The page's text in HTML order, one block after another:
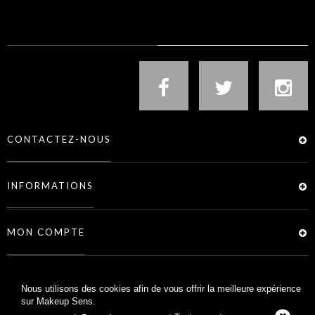
Nous utilisons des cookies afin de vous offrir la meilleure expérience
sur Makeup Sens.
CONTACTEZ-NOUS
INFORMATIONS
MON COMPTE